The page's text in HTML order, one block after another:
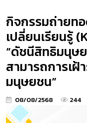
กิจกรรมถ่ายท
เปลี่ยนเรียนรู้
“ดัชนีสิทธิมนุษ
สามารถการเ
มนุษยชน”
08/08/2568 244